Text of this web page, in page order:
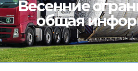
Весенние
общая